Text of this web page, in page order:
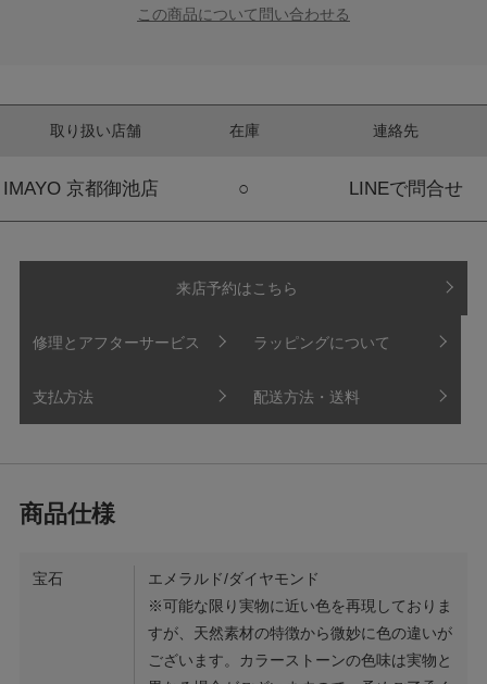
この商品について問い合わせる
取り扱い店舗 在庫 連絡先
IMAYO 京都御池店 ○ LINEで問合せ
来店予約はこちら
修理とアフターサービス ラッピングについて
支払方法 配送方法・送料
宝石
エメラルド/ダイヤモンド
※可能な限り実物に近い色を再現しておりま
すが、天然素材の特徴から微妙に色の違いが
ございます。カラーストーンの色味は実物と